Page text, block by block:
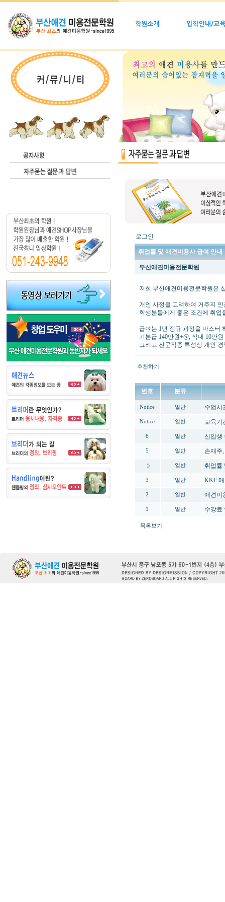
로그인
취업률 및 애견미용사 급여 안내
부산애견미용전문학원
저희 부산애견미용전문학원은
개인 사정을 고려하여 거주지
학생분들에게 좋은 조건에 취
급여는 1년 정규 과정을 마스터
기본급 140만원+@, 식대 10만
그리고 전문직종 특성상 개인
추천하기
번호 분류
Notice 일반 수업시
Notice 일반 교육기
6 일반 신입생
5 일반 손재주
일반 취업률
3 일반 KKF
2 일반 애견미
1 일반 수강료
목록보기